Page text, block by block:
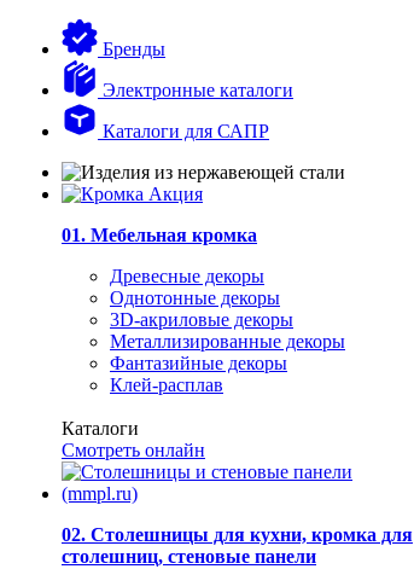
Бренды
Электронные каталоги
Каталоги для САПР
01. Мебельная кромка
Древесные декоры
Однотонные декоры
3D-акриловые декоры
Металлизированные декоры
Фантазийные декоры
Клей-расплав
Каталоги
Смотреть онлайн
02. Столешницы для кухни, кромка для
столешниц, стеновые панели